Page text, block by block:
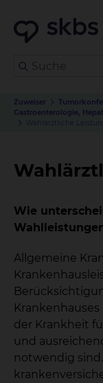
Zuweiser
Gastroenterologie,
Wahlärztliche
Wie
Allgemeine
der Krankheit
und
notwendig